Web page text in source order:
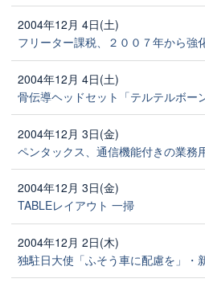
2004年12月 4日(土)
フリーター課税、２００７年から
2004年12月 4日(土)
骨伝導ヘッドセット「テルテルボー
2004年12月 3日(金)
ペンタックス、通信機能付きの業務
2004年12月 3日(金)
TABLEレイアウト 一掃
2004年12月 2日(木)
独駐日大使「ふそう車に配慮を」・